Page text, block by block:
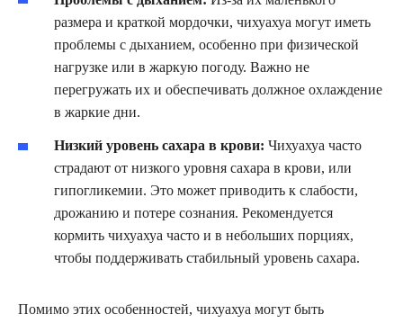
размера и краткой мордочки, чихуахуа могут иметь
проблемы с дыханием, особенно при физической
нагрузке или в жаркую погоду. Важно не
перегружать их и обеспечивать должное охлаждение
в жаркие дни.
Низкий уровень сахара в крови: Чихуахуа часто
страдают от низкого уровня сахара в крови, или
гипогликемии. Это может приводить к слабости,
дрожанию и потере сознания. Рекомендуется
кормить чихуахуа часто и в небольших порциях,
чтобы поддерживать стабильный уровень сахара.
Помимо этих особенностей, чихуахуа могут быть